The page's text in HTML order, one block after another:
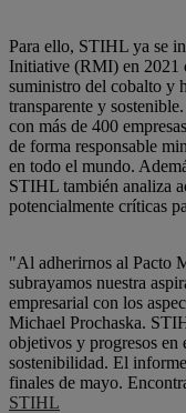
Para ello, STIHL ya se
Initiative (RMI) en 2021
suministro del cobalto y
transparente y
con más de 400
de forma responsable
en todo el mundo.
STIHL también analiza
potencialmente críticas
"Al adherirnos al Pacto
subrayamos nuestra
empresarial con los
Michael Prochaska.
objetivos y progresos en
sostenibilidad. El
finales de mayo.
STIHL